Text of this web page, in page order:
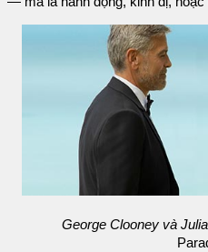
George Clooney và